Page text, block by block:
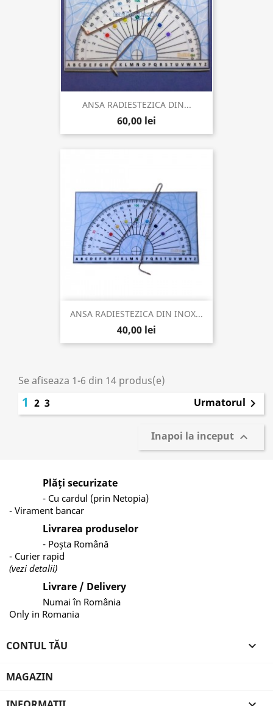
ANSA RADIESTEZICA DIN...
60,00 lei
ANSA RADIESTEZICA DIN INOX...
40,00 lei
Se afiseaza 1-6 din 14 produs(e)
1 2 3 Urmatorul 
Inapoi la inceput 
Plăți securizate
- Cu cardul (prin Netopia)
- Virament bancar
Livrarea produselor
- Poșta Română
- Curier rapid
(vezi detalii)
Livrare / Delivery
Numai în România
Only in Romania
CONTUL TĂU 
MAGAZIN